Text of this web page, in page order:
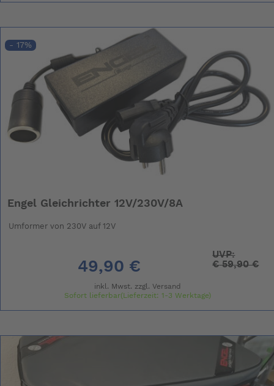
- 17%
Engel Gleichrichter 12V/230V/8A
Umformer von 230V auf 12V
49,90 €
UVP:
€59,90 €
inkl. Mwst. zzgl. Versand
Sofort lieferbar(Lieferzeit: 1-3 Werktage)